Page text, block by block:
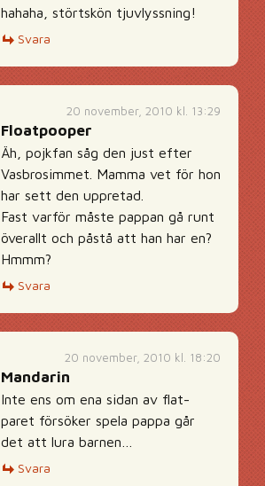
hahaha, störtskön tjuvlyssning!
Svara
20 november, 2010 kl. 13:29
Floatpooper
Äh, pojkfan såg den just efter
Vasbrosimmet. Mamma vet för hon
har sett den uppretad.
Fast varför måste pappan gå runt
överallt och påstå att han har en?
Hmmm?
Svara
20 november, 2010 kl. 18:20
Mandarin
Inte ens om ena sidan av flat-
paret försöker spela pappa går
det att lura barnen…
Svara